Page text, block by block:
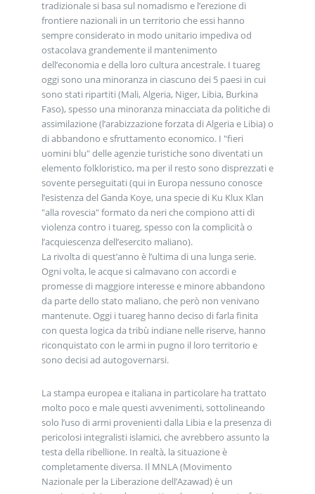
tradizionale si basa sul nomadismo e l’erezione di
frontiere nazionali in un territorio che essi hanno
sempre considerato in modo unitario impediva od
ostacolava grandemente il mantenimento
dell’economia e della loro cultura ancestrale. I tuareg
oggi sono una minoranza in ciascuno dei 5 paesi in cui
sono stati ripartiti (Mali, Algeria, Niger, Libia, Burkina
Faso), spesso una minoranza minacciata da politiche di
assimilazione (l’arabizzazione forzata di Algeria e Libia) o
di abbandono e sfruttamento economico. I "fieri
uomini blu" delle agenzie turistiche sono diventati un
elemento folkloristico, ma per il resto sono disprezzati e
sovente perseguitati (qui in Europa nessuno conosce
l’esistenza del Ganda Koye, una specie di Ku Klux Klan
"alla rovescia" formato da neri che compiono atti di
violenza contro i tuareg, spesso con la complicità o
l’acquiescenza dell’esercito maliano).
La rivolta di quest’anno è l’ultima di una lunga serie.
Ogni volta, le acque si calmavano con accordi e
promesse di maggiore interesse e minore abbandono
da parte dello stato maliano, che però non venivano
mantenute. Oggi i tuareg hanno deciso di farla finita
con questa logica da tribù indiane nelle riserve, hanno
riconquistato con le armi in pugno il loro territorio e
sono decisi ad autogovernarsi.
La stampa europea e italiana in particolare ha trattato
molto poco e male questi avvenimenti, sottolineando
solo l’uso di armi provenienti dalla Libia e la presenza di
pericolosi integralisti islamici, che avrebbero assunto la
testa della ribellione. In realtà, la situazione è
completamente diversa. Il MNLA (Movimento
Nazionale per la Liberazione dell’Azawad) è un